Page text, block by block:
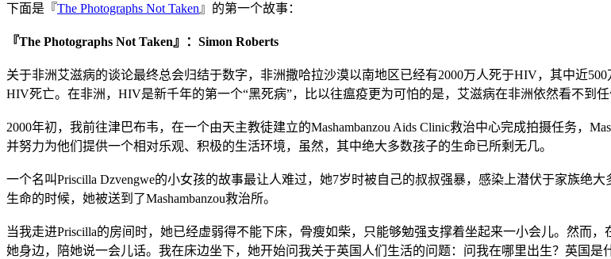
下面是『The Photographs Not Taken 』的第一个故事：
『The Photographs Not Taken』：Simon Roberts
关于非洲艾滋病的谈论最终总会归结于数字，非洲撒哈拉沙漠以南地区已经有2000万人死于HIV，其中近
HIV死亡。在非洲，HIV是新千年的第一个“黑死病”，比以往瘟疫更为可怕的是，艾滋病在非洲依然看不到任
2000年初，我前往津巴布韦，在一个由天主教徒建立的Mashambanzou Aids Clinic救治中心完成拍摄任务，
并努力为他们提供一个相对乐观、积极的生活环境，虽然，其中绝大多数孩子的生命已所剩无几。
一个名叫Priscilla Dzvengwe的小女孩的故事最让人难过，她7岁时被自己的叔叔强暴，感染上潜伏于家族
生命的时候，她被送到了Mashambanzou救治所。
当我走进Priscilla的房间时，她已经虚弱得不能下床，骨瘦如柴，只能够勉强支撑着坐起来一小会儿。然而
她身边，陪她说一会儿话。我在床边坐下，她开始问我关于英国人们生活的问题：问我在哪里出生？英国